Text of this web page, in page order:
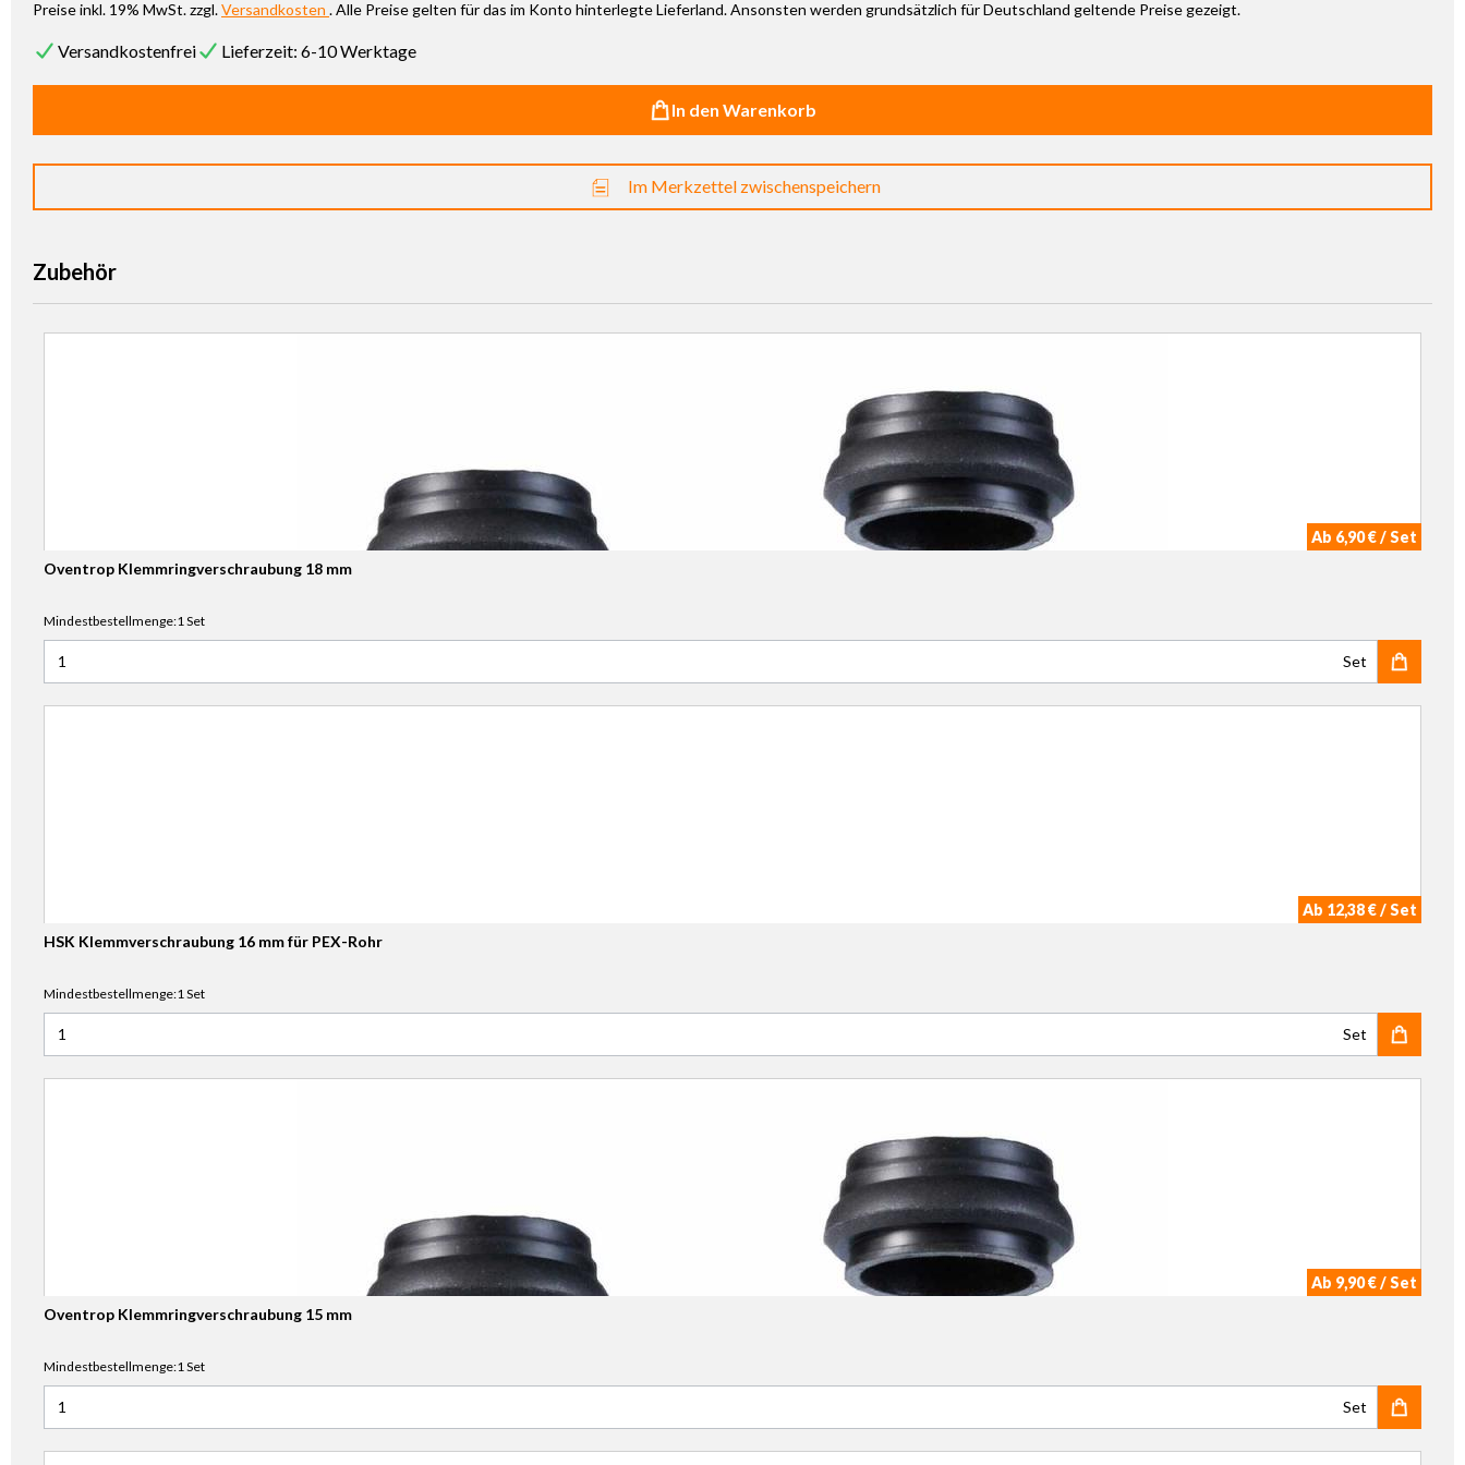
Preise inkl. 19% MwSt. zzgl.Versandkosten . Alle Preise gelten für das im Konto hinterlegte Lieferland. Ansonsten werden grundsätzlich für Deutschland geltende Preise gezeigt.
Versandkostenfrei Lieferzeit: 6-10 Werktage
In den Warenkorb
Im Merkzettel zwischenspeichern
Zubehör
Ab 6,90 € / Set
Oventrop Klemmringverschraubung 18 mm
Mindestbestellmenge:1 Set
Anzahl für Oventrop Klemmringverschraubung 18 mm
Set
Ab 12,38 € / Set
HSK Klemmverschraubung 16 mm für PEX-Rohr
Mindestbestellmenge:1 Set
Anzahl für HSK Klemmverschraubung 16 mm für PEX-Rohr
Set
Ab 9,90 € / Set
Oventrop Klemmringverschraubung 15 mm
Mindestbestellmenge:1 Set
Anzahl für Oventrop Klemmringverschraubung 15 mm
Set